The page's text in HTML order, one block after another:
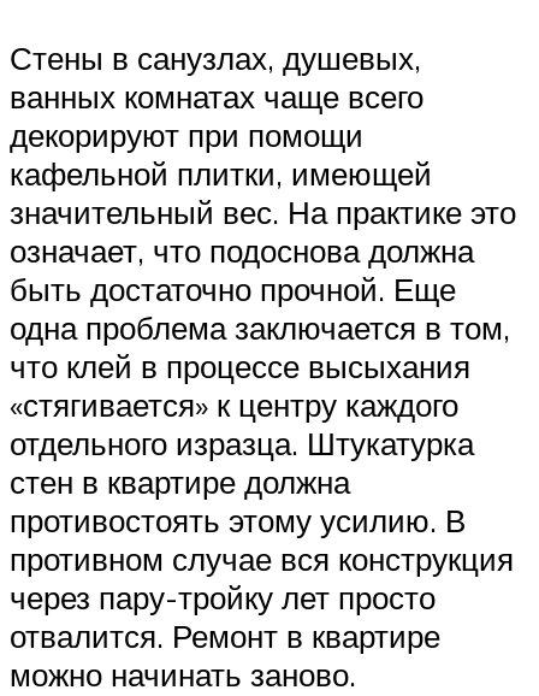
Стены в санузлах, душевых,
ванных комнатах чаще всего
декорируют при помощи
кафельной плитки, имеющей
значительный вес. На практике это
означает, что подоснова должна
быть достаточно прочной. Еще
одна проблема заключается в том,
что клей в процессе высыхания
«стягивается» к центру каждого
отдельного изразца. Штукатурка
стен в квартире должна
противостоять этому усилию. В
противном случае вся конструкция
через пару-тройку лет просто
отвалится. Ремонт в квартире
можно начинать заново.